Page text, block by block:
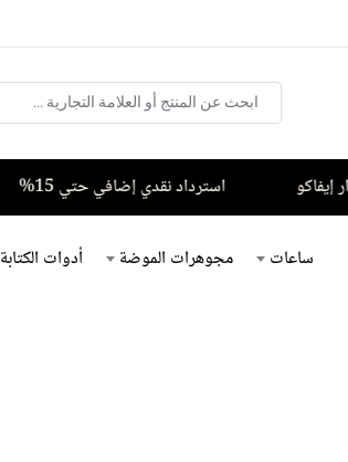
استرداد نقدي إضافي حتي 15%
ساعات مجوهرات الموضة أدوات الكتابة